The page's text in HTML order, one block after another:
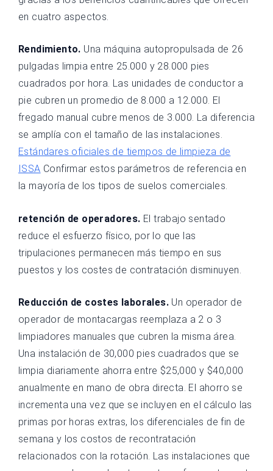
en cuatro aspectos.
Rendimiento. Una máquina autopropulsada de 26
pulgadas limpia entre 25.000 y 28.000 pies
cuadrados por hora. Las unidades de conductor a
pie cubren un promedio de 8.000 a 12.000. El
fregado manual cubre menos de 3.000. La diferencia
se amplía con el tamaño de las instalaciones.
Estándares oficiales de tiempos de limpieza de
ISSA Confirmar estos parámetros de referencia en
la mayoría de los tipos de suelos comerciales.
retención de operadores. El trabajo sentado
reduce el esfuerzo físico, por lo que las
tripulaciones permanecen más tiempo en sus
puestos y los costes de contratación disminuyen.
Reducción de costes laborales. Un operador de
operador de montacargas reemplaza a 2 o 3
limpiadores manuales que cubren la misma área.
Una instalación de 30,000 pies cuadrados que se
limpia diariamente ahorra entre $25,000 y $40,000
anualmente en mano de obra directa. El ahorro se
incrementa una vez que se incluyen en el cálculo las
primas por horas extras, los diferenciales de fin de
semana y los costos de recontratación
relacionados con la rotación. Las instalaciones que